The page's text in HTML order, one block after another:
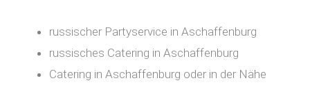
russischer Partyservice in Aschaffenburg
russisches Catering in Aschaffenburg
Catering in Aschaffenburg oder in der Nähe